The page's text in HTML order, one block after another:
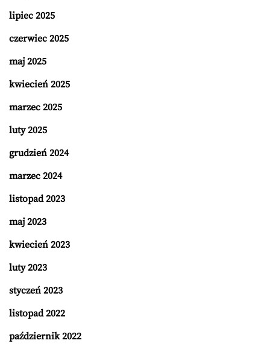
lipiec 2025
czerwiec 2025
maj 2025
kwiecień 2025
marzec 2025
luty 2025
grudzień 2024
marzec 2024
listopad 2023
maj 2023
kwiecień 2023
luty 2023
styczeń 2023
listopad 2022
październik 2022